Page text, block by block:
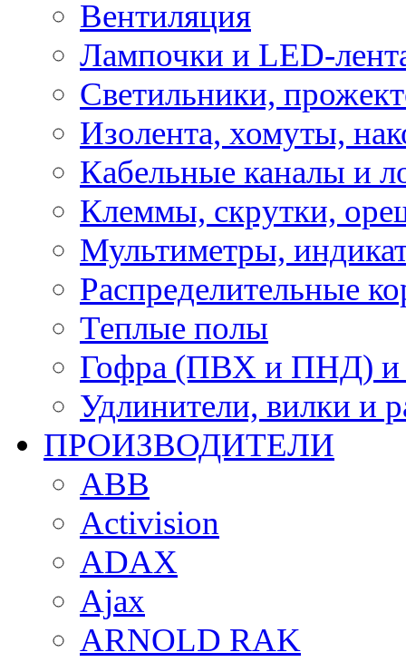
Вентиляция
Лампочки и LED-
Светильники,
Изолента, хомуты,
Кабельные каналы и
Клеммы, скрутки,
Мультиметры,
Распределительные
Теплые полы
Гофра (ПВХ и ПНД) и
Удлинители, вилки и
ПРОИЗВОДИТЕЛИ
ABB
Activision
ADAX
Ajax
ARNOLD RAK